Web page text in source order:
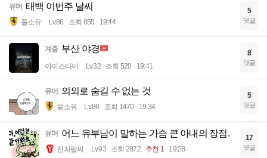
유머 태백 이번주 날씨
풀소유 Lv.86 조회 855 19:44
5
댓글
계층 부산 야경
아이스티이 Lv.32 조회 520 19:41
8
댓글
유머 의외로 숨길 수 없는 것
풀소유 Lv.86 조회 1470 19:34
5
댓글
유머 어느 유부남이 말하는 가슴 큰 아내의 장점.
전자팔찌 Lv.93 조회 2872 추천 1 19:28
17
댓글